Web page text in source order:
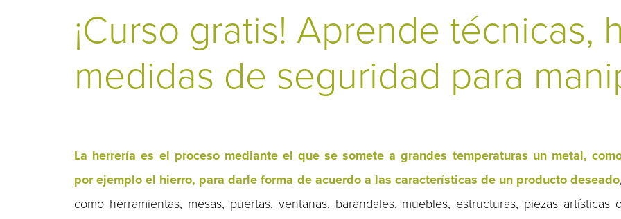
¡Curso gratis! Aprende técnicas,
medidas de seguridad para
La herrería es el proceso mediante el que se somete a grandes temperaturas un metal,
por ejemplo el hierro, para darle forma de acuerdo a las características de un producto deseado
como herramientas, mesas, puertas, ventanas, barandales, muebles, estructuras, piezas artísticas